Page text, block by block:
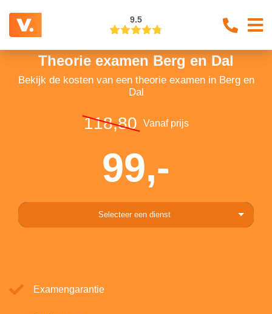
9.5
Theorie examen Berg en Dal
Bekijk de kosten van een theorie examen in Berg en
Dal
118,80 Vanaf prijs
99,-
Selecteer een dienst
Examengarantie